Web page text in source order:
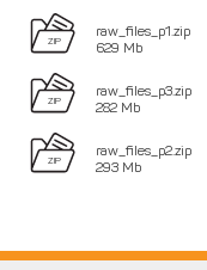
raw_files_p1.zip
629 Mb
raw_files_p3.zip
282 Mb
raw_files_p2.zip
293 Mb